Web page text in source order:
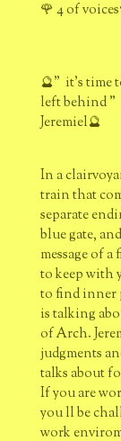
🌹 4 of
🔮" it's time
left behind "
Jeremiel🔮
In a
train that
separate
blue gate,
message of
to keep with
to find inner
is talking
of Arch.
judgments
talks about
If you are
you ll be
work